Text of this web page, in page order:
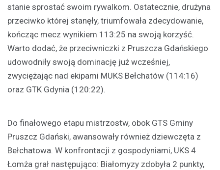
stanie sprostać swoim rywalkom. Ostatecznie, drużyna
przeciwko której stanęły, triumfowała zdecydowanie,
kończąc mecz wynikiem 113:25 na swoją korzyść.
Warto dodać, że przeciwniczki z Pruszcza Gdańskiego
udowodniły swoją dominację już wcześniej,
zwyciężając nad ekipami MUKS Bełchatów (114:16)
oraz GTK Gdynia (120:22).
Do finałowego etapu mistrzostw, obok GTS Gminy
Pruszcz Gdański, awansowały również dziewczęta z
Bełchatowa. W konfrontacji z gospodyniami, UKS 4
Łomża grał następująco: Białomyzy zdobyła 2 punkty,